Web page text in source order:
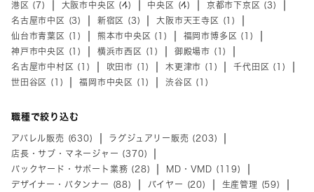
港区 (7) 大阪市中央区 (4) 中央区 (4)
京都市下京区 (3)
名古屋市中区 (3)
新宿区 (3)
大阪市天王寺区 (1)
仙台市青葉区 (1)
熊本市中央区 (1)
福岡市博多区 (1)
神戸市中央区 (1)
横浜市西区 (1)
御殿場市 (1)
名古屋市中村区 (1)
吹田市 (1) 木更津市 (1)
千代田区 (1)
世田谷区 (1)
福岡市中央区 (1) 渋谷区 (1)
職種で絞り込む
アパレル販売 (630)
ラグジュアリー販売 (203)
店長・サブ・マネージャー (370)
バックヤード・サポート業務 (28)
MD・VMD (119)
デザイナー・パタンナー (88)
バイヤー (20)
生産管理 (59)